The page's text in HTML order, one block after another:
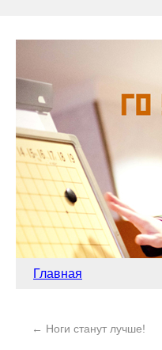
Главная
← Ноги станут лучше!